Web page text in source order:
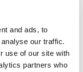
and ads, to
our traffic.
use of our site with
partners who